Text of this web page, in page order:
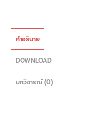
คำอธิบาย
DOWNLOAD
บทวิจารณ์ (0)